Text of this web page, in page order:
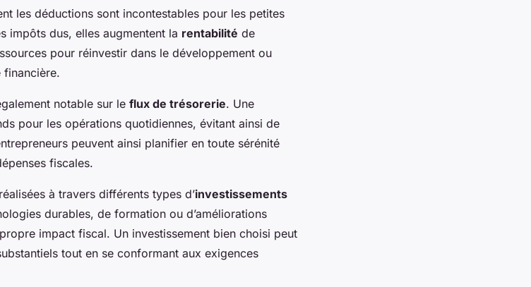
les déductions sont incontestables pour les petites
impôts dus, elles augmentent la rentabilité de
pour réinvestir dans le développement ou
financière.
notable sur le flux de trésorerie. Une
pour les opérations quotidiennes, évitant ainsi de
peuvent ainsi planifier en toute sérénité
fiscales.
à travers différents types d’investissements
durables, de formation ou d’améliorations
impact fiscal. Un investissement bien choisi peut
tout en se conformant aux exigences